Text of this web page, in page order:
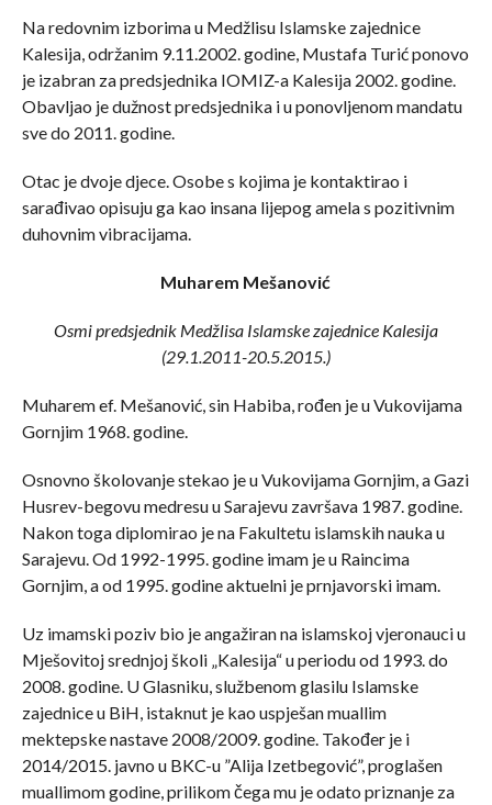
Na redovnim izborima u Medžlisu Islamske zajednice
Kalesija, održanim 9.11.2002. godine, Mustafa Turić ponovo
je izabran za predsjednika IOMIZ-a Kalesija 2002. godine.
Obavljao je dužnost predsjednika i u ponovljenom mandatu
sve do 2011. godine.
Otac je dvoje djece. Osobe s kojima je kontaktirao i
sarađivao opisuju ga kao insana lijepog amela s pozitivnim
duhovnim vibracijama.
Muharem Mešanović
Osmi predsjednik Medžlisa Islamske zajednice Kalesija
(29.1.2011-20.5.2015.)
Muharem ef. Mešanović, sin Habiba, rođen je u Vukovijama
Gornjim 1968. godine.
Osnovno školovanje stekao je u Vukovijama Gornjim, a Gazi
Husrev-begovu medresu u Sarajevu završava 1987. godine.
Nakon toga diplomirao je na Fakultetu islamskih nauka u
Sarajevu. Od 1992-1995. godine imam je u Raincima
Gornjim, a od 1995. godine aktuelni je prnjavorski imam.
Uz imamski poziv bio je angažiran na islamskoj vjeronauci u
Mješovitoj srednjoj školi „Kalesija“ u periodu od 1993. do
2008. godine. U Glasniku, službenom glasilu Islamske
zajednice u BiH, istaknut je kao uspješan muallim
mektepske nastave 2008/2009. godine. Također je i
2014/2015. javno u BKC-u ”Alija Izetbegović”, proglašen
muallimom godine, prilikom čega mu je odato priznanje za